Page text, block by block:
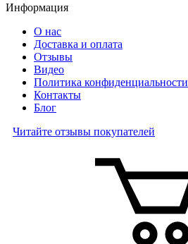
Информация
О нас
Доставка и оплата
Отзывы
Видео
Политика конфиденциальности
Контакты
Блог
Читайте отзывы покупателей